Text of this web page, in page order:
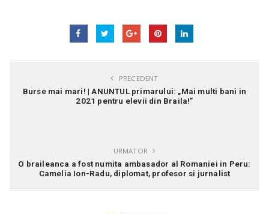
PRECEDENT
Burse mai mari! | ANUNTUL primarului: „Mai multi bani in
2021 pentru elevii din Braila!”
URMATOR
O braileanca a fost numita ambasador al Romaniei in Peru:
Camelia Ion-Radu, diplomat, profesor si jurnalist